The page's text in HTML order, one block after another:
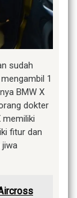
sudah
1
BMW X
dokter
memiliki
fitur dan
jiwa